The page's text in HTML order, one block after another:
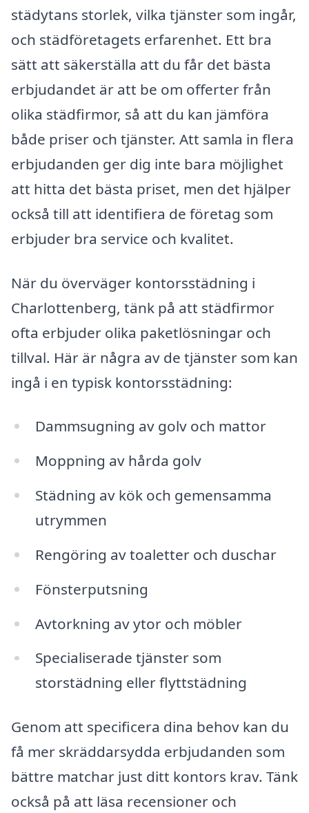
städytans storlek, vilka tjänster som ingår,
och städföretagets erfarenhet. Ett bra
sätt att säkerställa att du får det bästa
erbjudandet är att be om offerter från
olika städfirmor, så att du kan jämföra
både priser och tjänster. Att samla in flera
erbjudanden ger dig inte bara möjlighet
att hitta det bästa priset, men det hjälper
också till att identifiera de företag som
erbjuder bra service och kvalitet.
När du överväger kontorsstädning i
Charlottenberg, tänk på att städfirmor
ofta erbjuder olika paketlösningar och
tillval. Här är några av de tjänster som kan
ingå i en typisk kontorsstädning:
Dammsugning av golv och mattor
Moppning av hårda golv
Städning av kök och gemensamma
utrymmen
Rengöring av toaletter och duschar
Fönsterputsning
Avtorkning av ytor och möbler
Specialiserade tjänster som
storstädning eller flyttstädning
Genom att specificera dina behov kan du
få mer skräddarsydda erbjudanden som
bättre matchar just ditt kontors krav. Tänk
också på att läsa recensioner och